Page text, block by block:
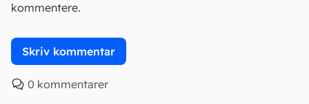
kommentere.
0 kommentarer